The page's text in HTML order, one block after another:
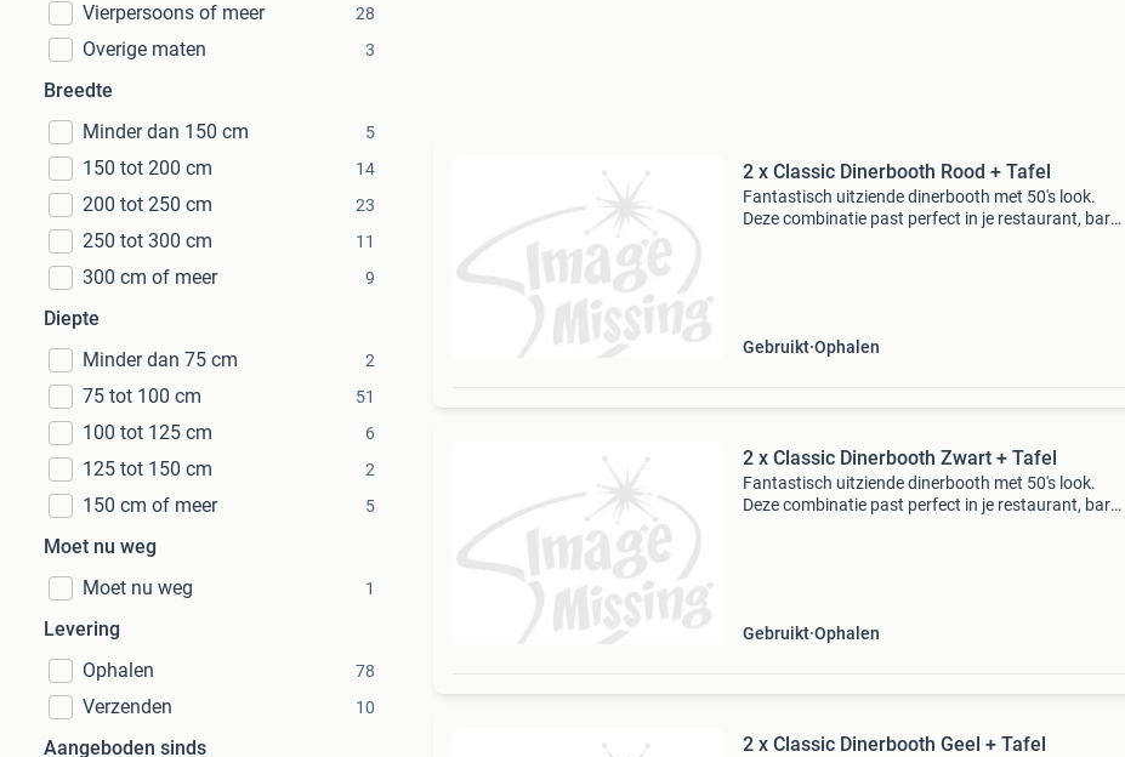
Vierpersoons of meer 28
Overige maten 3
Breedte
Minder dan 150 cm
5
150 tot 200 cm 14
200 tot 250 cm 23
250 tot 300 cm 11
300 cm of meer 9
Diepte
Minder dan 75 cm
2
75 tot 100 cm 51
100 tot 125 cm 6
125 tot 150 cm 2
150 cm of meer 5
Moet nu weg
Moet nu weg
1
Levering
Ophalen
78
Verzenden 10
Aangeboden sinds
2 x Classic Dinerbooth Rood + Tafel
Fantastisch uitziende dinerbooth met 50's look.
Deze combinatie past perfect in je restaurant, bar
Gebruikt Ophalen
2 x Classic Dinerbooth Zwart + Tafel
Fantastisch uitziende dinerbooth met 50's look.
Deze combinatie past perfect in je restaurant, bar
Gebruikt Ophalen
2 x Classic Dinerbooth Geel + Tafel